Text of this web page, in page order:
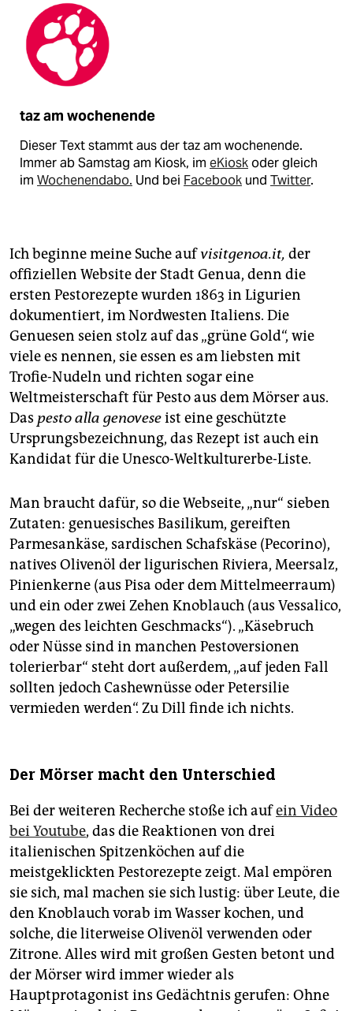
taz am wochenende
Dieser Text stammt aus der taz am wochenende.
Immer ab Samstag am Kiosk, im eKioskoder gleich
im Wochenendabo. Und bei Facebook und Twitter.
Ich beginne meine Suche aufvisitgenoa.it, der
offiziellen Website der Stadt Genua, denn die
ersten Pestorezepte wurden 1863 in Ligurien
dokumentiert, im Nordwesten Italiens. Die
Genuesen seien stolz auf das „grüne Gold“, wie
viele es nennen, sie essen es am liebsten mit
Trofie-Nudeln und richten sogar eine
Weltmeisterschaft für Pesto aus dem Mörser aus.
Das pesto alla genoveseist eine geschützte
Ursprungsbezeichnung, das Rezept ist auch ein
Kandidat für die Unesco-Weltkulturerbe-Liste.
Man braucht dafür, so die Webseite, „nur“ sieben
Zutaten: genuesisches Basilikum, gereiften
Parmesankäse, sardischen Schafskäse (Pecorino),
natives Olivenöl der ligurischen Riviera, Meersalz,
Pinienkerne (aus Pisa oder dem Mittelmeerraum)
und ein oder zwei Zehen Knoblauch (aus Vessalico,
„wegen des leichten Geschmacks“). „Käsebruch
oder Nüsse sind in manchen Pestoversionen
tolerierbar“ steht dort außerdem, „auf jeden Fall
sollten jedoch Cashewnüsse oder Petersilie
vermieden werden“. Zu Dill finde ich nichts.
Der Mörser macht den Unterschied
Bei der weiteren Recherche stoße ich aufein Video
bei Youtube, das die Reaktionen von drei
italienischen Spitzenköchen auf die
meistgeklickten Pestorezepte zeigt. Mal empören
sie sich, mal machen sie sich lustig: über Leute, die
den Knoblauch vorab im Wasser kochen, und
solche, die literweise Olivenöl verwenden oder
Zitrone. Alles wird mit großen Gesten betont und
der Mörser wird immer wieder als
Hauptprotagonist ins Gedächtnis gerufen: Ohne